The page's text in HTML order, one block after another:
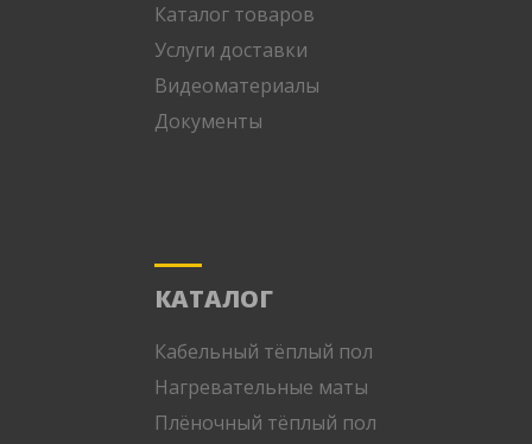
Каталог товаров
Услуги доставки
Видеоматериалы
Документы
КАТАЛОГ
Кабельный тёплый пол
Нагревательные маты
Плёночный тёплый пол